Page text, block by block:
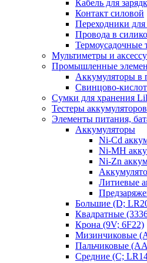
Кабель для
Контакт силовой
Переходники для
Провода в
Термоусадочные
Мультиметры и
Промышленные
Аккумуляторы в
Свинцово-
Сумки для хранения
Тестеры аккумуляторов
Элементы питания,
Аккумуляторы
Ni-Cd
Ni-MH
Ni-Zn
Литиевые
Большие (D;
Квадратные
Крона (9V; 6F22)
Мизинчиковые
Пальчиковые
Средние (C;